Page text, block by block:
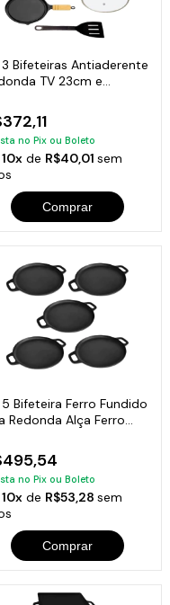
Bifeteiras Antiaderente
TV 23cm e
no Pix ou Boleto
10xde R$40,01 sem
Comprar
Bifeteira Ferro Fundido
Redonda Alça Ferro
no Pix ou Boleto
10xde R$53,28 sem
Comprar